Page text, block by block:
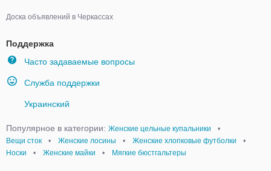
Доска объявлений в Черкассах
Поддержка
Часто задаваемые вопросы
Служба поддержки
Украинский
Популярное в категории: Женские цельные купальники
•
Вещи сток
• Женские лосины • Женские хлопковые футболки
•
Носки
• Женские майки • Мягкие бюстгальтеры